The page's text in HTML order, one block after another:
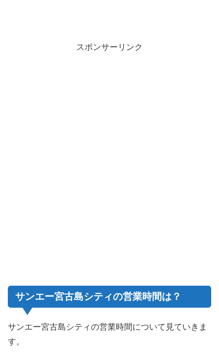
スポンサーリンク
サンエー宮古島シティの営業時間は？
サンエー宮古島シティの営業時間について見ていきま
す。